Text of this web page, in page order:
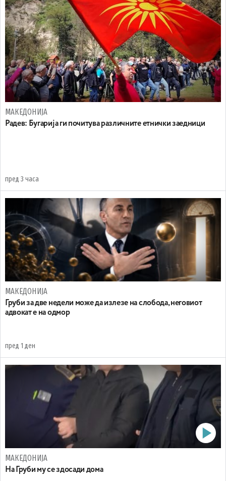
МАКЕДОНИЈА
Радев: Бугарија ги почитува различните етнички заедници
пред 3 часа
МАКЕДОНИЈА
Груби за две недели може да излезе на слобода, неговиот
адвокат е на одмор
пред 1 ден
МАКЕДОНИЈА
На Груби му се здосади дома